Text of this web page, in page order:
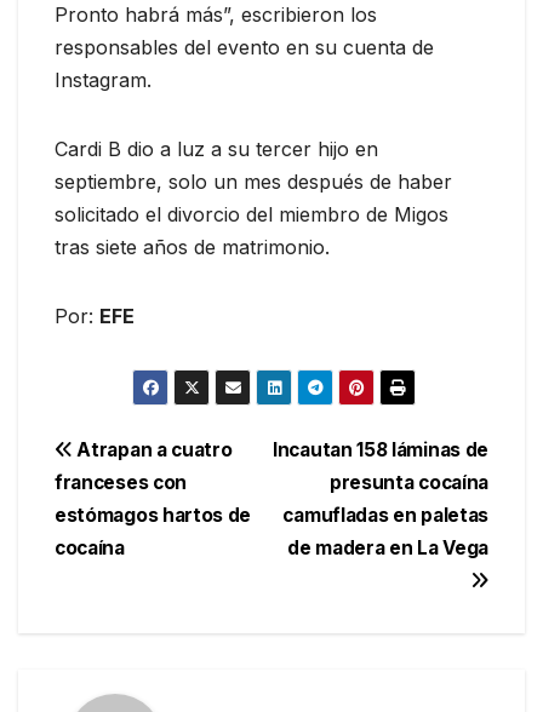
Pronto habrá más”, escribieron los
responsables del evento en su cuenta de
Instagram.
Cardi B dio a luz a su tercer hijo en
septiembre, solo un mes después de haber
solicitado el divorcio del miembro de Migos
tras siete años de matrimonio.
Por: EFE
Navegación
de
entradas
Incautan 158 láminas de
presunta cocaína
camufladas en paletas
de madera en La Vega
Atrapan a cuatro
franceses con
estómagos hartos de
cocaína